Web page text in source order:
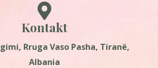
Kontakt
Rruga Vaso Pasha, Tiranë,
Albania